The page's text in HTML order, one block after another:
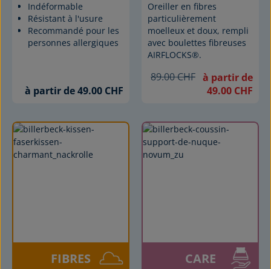
Indéformable
Résistant à l'usure
Recommandé pour les
personnes allergiques
à partir de 49.00 CHF
Oreiller en fibres
particulièrement
moelleux et doux, rempli
avec boulettes fibreuses
AIRFLOCKS®.
89.00 CHF à partir de
49.00 CHF
FIBRES CARE